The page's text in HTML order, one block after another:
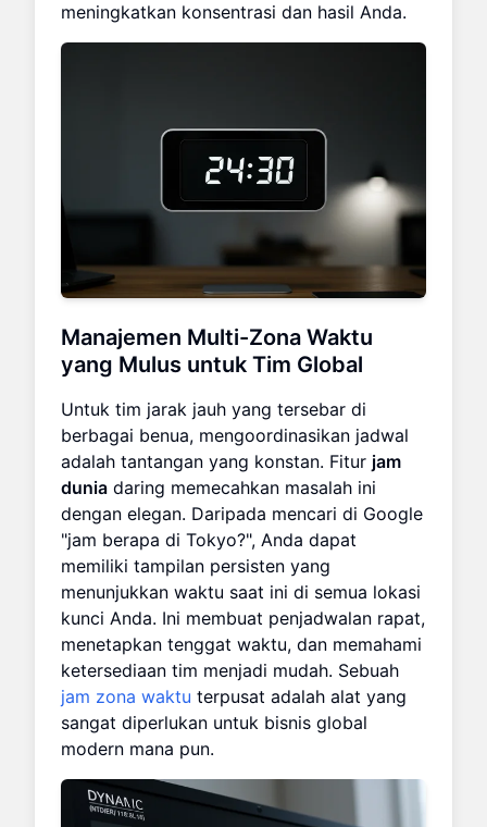
meningkatkan konsentrasi dan hasil Anda.
Manajemen Multi-Zona Waktu
yang Mulus untuk Tim Global
Untuk tim jarak jauh yang tersebar di
berbagai benua, mengoordinasikan jadwal
adalah tantangan yang konstan. Fitur jam
dunia daring memecahkan masalah ini
dengan elegan. Daripada mencari di Google
"jam berapa di Tokyo?", Anda dapat
memiliki tampilan persisten yang
menunjukkan waktu saat ini di semua lokasi
kunci Anda. Ini membuat penjadwalan rapat,
menetapkan tenggat waktu, dan memahami
ketersediaan tim menjadi mudah. Sebuah
jam zona waktu terpusat adalah alat yang
sangat diperlukan untuk bisnis global
modern mana pun.